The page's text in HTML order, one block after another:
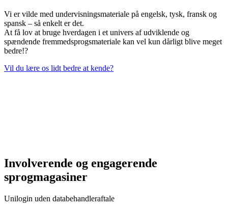
Vi er vilde med undervisningsmateriale på engelsk, tysk, fransk og
spansk – så enkelt er det.
At få lov at bruge hverdagen i et univers af udviklende og
spændende fremmedsprogsmateriale kan vel kun dårligt blive meget
bedre!?
Vil du lære os lidt bedre at kende?
Involverende og engagerende
sprogmagasiner
Unilogin uden databehandleraftale